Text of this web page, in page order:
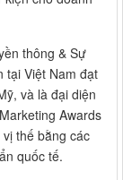
thông & Sự
tại Việt Nam đạt
và là đại diện
Awards
thế bằng các
quốc tế.